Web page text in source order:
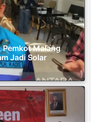
Pemkot Malang
Jadi Solar